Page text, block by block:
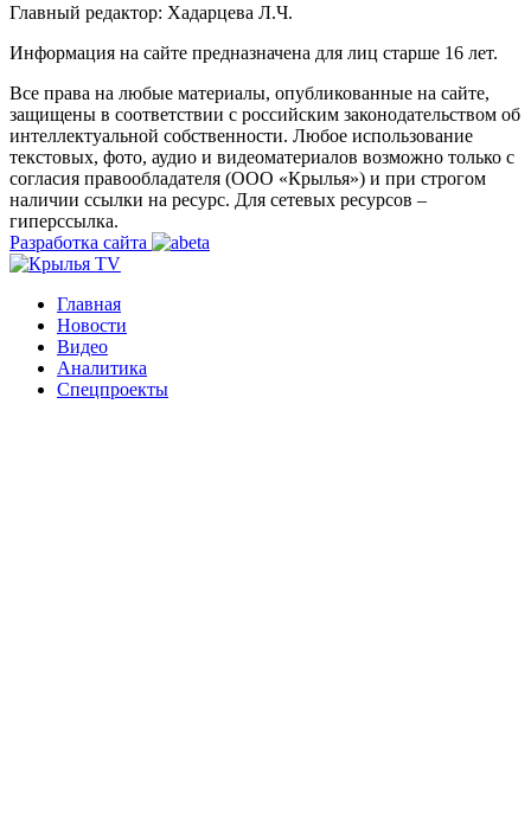
Главный редактор: Хадарцева Л.Ч.
Информация на сайте предназначена для лиц старше 16 лет.
Все права на любые материалы, опубликованные на сайте,
защищены в соответствии с российским законодательством об
интеллектуальной собственности. Любое использование
текстовых, фото, аудио и видеоматериалов возможно только с
согласия правообладателя (ООО «Крылья») и при строгом
наличии ссылки на ресурс. Для сетевых ресурсов –
гиперссылка.
Разработка сайта
Главная
Новости
Видео
Аналитика
Спецпроекты